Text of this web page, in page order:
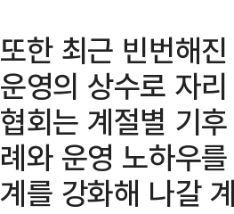
또한 최근 빈번해
운영의 상수로 자
협회는 계절별 기
례와 운영 노하우
계를 강화해 나갈